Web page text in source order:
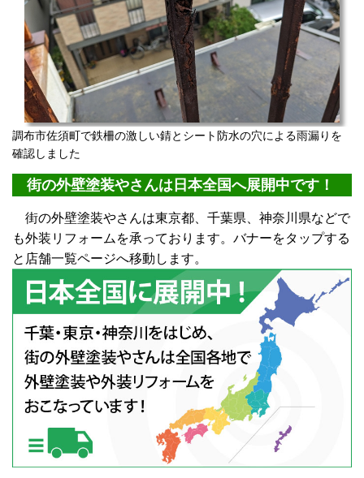
調布市佐須町で鉄柵の激しい錆とシート防水の穴による雨漏りを
確認しました
街の外壁塗装やさんは日本全国へ展開中です！
街の外壁塗装やさんは東京都、千葉県、神奈川県などで
も外装リフォームを承っております。バナーをタップする
と店舗一覧ページへ移動します。